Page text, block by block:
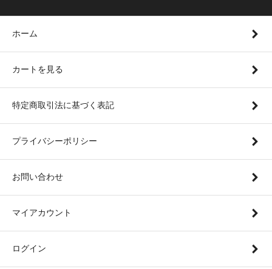
ホーム
カートを見る
特定商取引法に基づく表記
プライバシーポリシー
お問い合わせ
マイアカウント
ログイン